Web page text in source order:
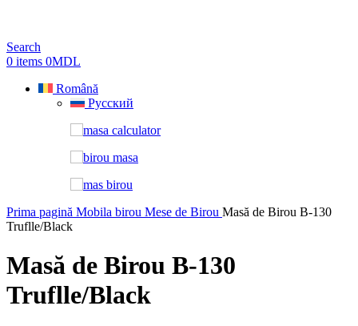
Search
0 items 0MDL
Română
Русский
Prima pagină Mobila birou Mese de Birou Masă de Birou B-130
Truflle/Black
Masă de Birou B-130
Truflle/Black